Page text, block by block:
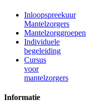
Inloopspreekuur
Mantelzorgers
Mantelzorggroepen
Individuele
begeleiding
Cursus
voor
mantelzorgers
Informatie